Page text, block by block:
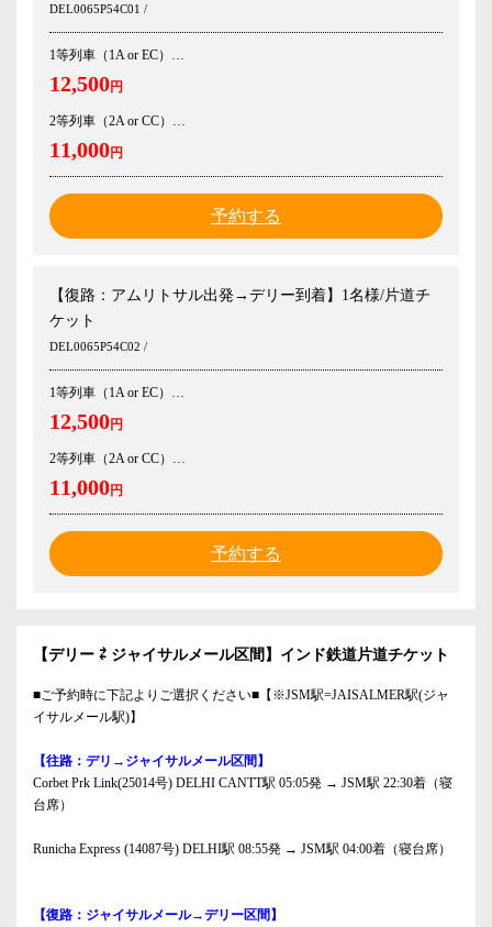
DEL0065P54C01 /
1等列車（1A or EC）
12,500円
2等列車（2A or CC）
11,000円
予約する
【復路：アムリトサル出発→デリー到着】1名様/片道チ
ケット
DEL0065P54C02 /
1等列車（1A or EC）
12,500円
2等列車（2A or CC）
11,000円
予約する
【デリー ⇄ ジャイサルメール区間】インド鉄道片道チケット
■ご予約時に下記よりご選択ください■【※JSM駅=JAISALMER駅(ジャ
イサルメール駅)】
【往路：デリ→ジャイサルメール区間】
Corbet Prk Link(25014号) DELHI CANTT駅 05:05発 → JSM駅 22:30着（寝
台席）
Runicha Express (14087号) DELHI駅 08:55発 → JSM駅 04:00着（寝台席）
【復路：ジャイサルメール→デリー区間】